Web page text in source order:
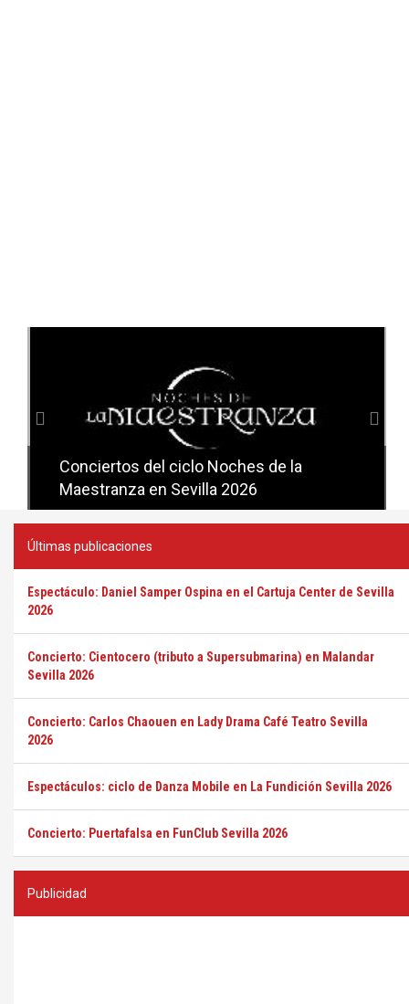
Conciertos del ciclo Noches de la
Maestranza en Sevilla 2026
Conciertos del ciclo Candlelight en
Sevilla
Últimas publicaciones
Espectáculo: Daniel Samper Ospina en el Cartuja Center de Sevilla
2026
Concierto: Cientocero (tributo a Supersubmarina) en Malandar
Sevilla 2026
Concierto: Carlos Chaouen en Lady Drama Café Teatro Sevilla
2026
Espectáculos: ciclo de Danza Mobile en La Fundición Sevilla 2026
Concierto: Puertafalsa en FunClub Sevilla 2026
Publicidad